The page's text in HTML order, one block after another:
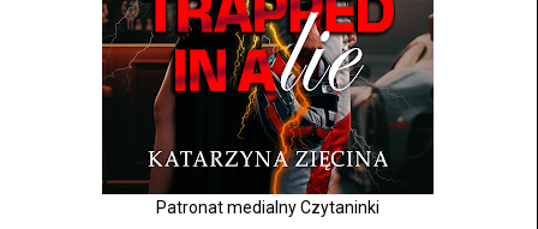
Patronat medialny Czytaninki